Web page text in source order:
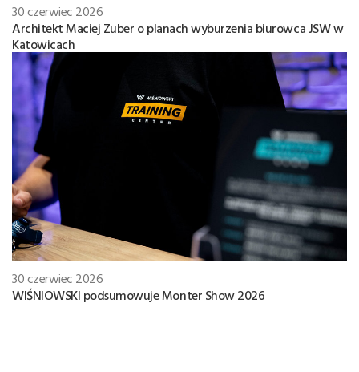
30 czerwiec 2026
Architekt Maciej Zuber o planach wyburzenia biurowca JSW w
Katowicach
30 czerwiec 2026
WIŚNIOWSKI podsumowuje Monter Show 2026